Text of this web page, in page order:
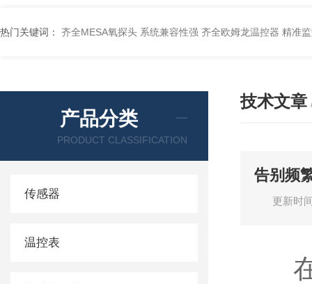
热门关键词： 齐全MESA氧探头 系统兼容性强 齐全欧姆龙温控器 精准
产品分类
PRODUCT CLASSIFICATION
传感器
温控表
技术文章
告别频
更新时
在